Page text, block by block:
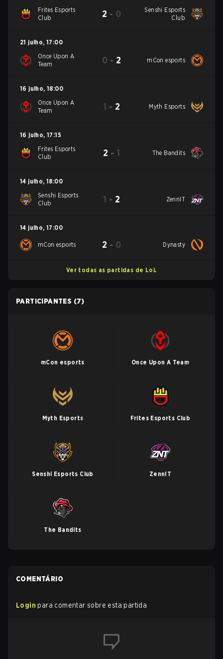
Frites Esports
Club
2 - 0
Senshi Esports
Club
21 julho, 17:00
Once Upon A
Team
0 - 2 mCon esports
16 julho, 18:00
Once Upon A
Team
1 - 2 Myth Esports
16 julho, 17:15
Frites Esports
Club
2 - 1 The Bandits
14 julho, 18:00
Senshi Esports
Club
1 - 2 ZennIT
14 julho, 17:00
mCon esports 2 - 0 Dynasty
Ver todas as partidas de LoL
PARTICIPANTES (7)
mCon esports Once Upon A Team
Myth Esports Frites Esports Club
Senshi Esports Club ZennIT
The Bandits
COMENTÁRIO
Login para comentar sobre esta partida